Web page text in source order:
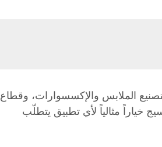
الملابس والإكسسوارات، وقطاع
خياراً مثالياً لأي تطبيق يتطلّب